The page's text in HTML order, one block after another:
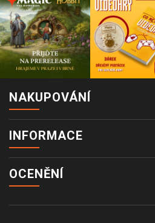
NAKUPOVÁNÍ
INFORMACE
OCENĚNÍ